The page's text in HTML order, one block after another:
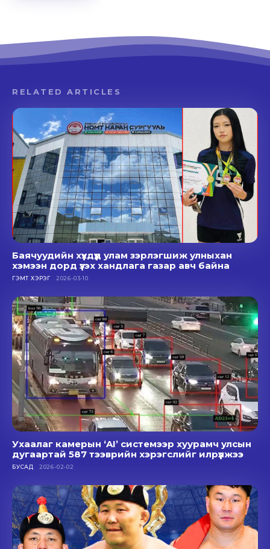
RELATED ARTICLES
Баячуудийн хүүхдүүд улам зэрлэгшиж улныхан
хэмээн дорд үзэх хандлага газар авч байна
ГЭМТ ХЭРЭГ 2026-03-10
Ухаалаг камерын ‘AI’ системээр хуурамч улсын
дугаартай 587 тээврийн хэрэгслийг илрүүлжээ
БУСАД 2026-02-02